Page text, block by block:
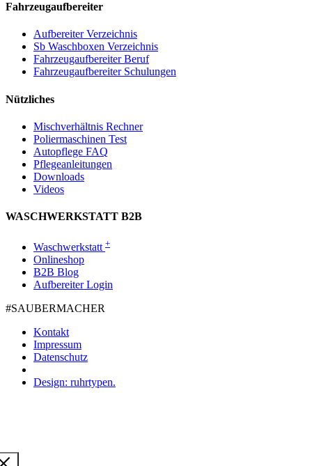
Fahrzeugaufbereiter
Aufbereiter Verzeichnis
Sb Waschboxen Verzeichnis
Fahrzeugaufbereiter Beruf
Fahrzeugaufbereiter Schulungen
Nützliches
Mischverhältnis Rechner
Poliermaschinen Test
Autopflege FAQ
Pflegeanleitungen
Downloads
Videos
WASCHWERKSTATT B2B
Waschwerkstatt +
Onlineshop
B2B Blog
Aufbereiter Login
#SAUBER­MACHER
Kontakt
Impressum
Datenschutz
Design: ruhrtypen.